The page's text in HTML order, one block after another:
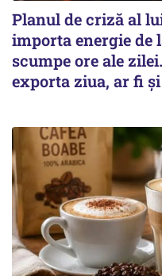
Planul de criză al
importa energie de
scumpe ore ale
exporta ziua, ar fi